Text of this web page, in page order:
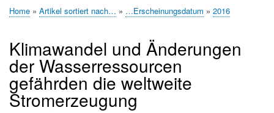
Home Artikel sortiert nach… …Erscheinungsdatum 2016
Klimawandel und Änderungen
der Wasserressourcen
gefährden die weltweite
Stromerzeugung